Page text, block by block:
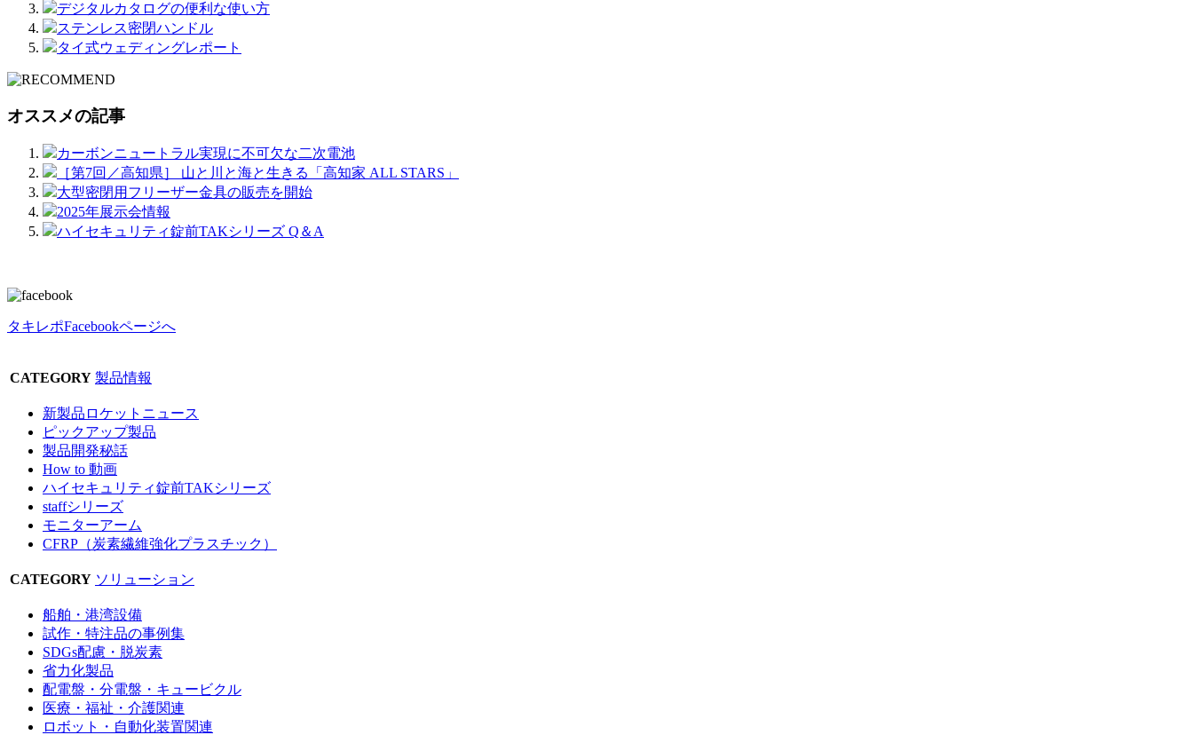
デジタルカタログの便利な使い方
ステンレス密閉ハンドル
タイ式ウェディングレポート
オススメの記事
カーボンニュートラル実現に不可欠な二次電池
［第7回／高知県］ 山と川と海と生きる「高知家 ALL STARS」
大型密閉用フリーザー金具の販売を開始
2025年展示会情報
ハイセキュリティ錠前TAKシリーズ Q＆A
タキレポFacebookページへ
CATEGORY 製品情報
新製品ロケットニュース
ピックアップ製品
製品開発秘話
How to 動画
ハイセキュリティ錠前TAKシリーズ
staffシリーズ
モニターアーム
CFRP（炭素繊維強化プラスチック）
CATEGORY ソリューション
船舶・港湾設備
試作・特注品の事例集
SDGs配慮・脱炭素
省力化製品
配電盤・分電盤・キュービクル
医療・福祉・介護関連
ロボット・自動化装置関連